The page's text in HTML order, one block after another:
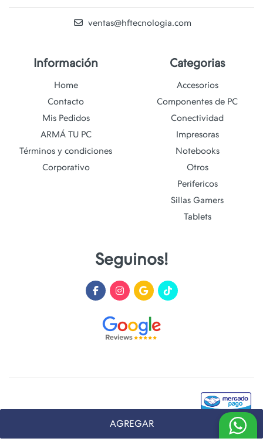
AGREGAR
ventas@hftecnologia.com
Información
Home
Contacto
Mis Pedidos
ARMÁ TU PC
Términos y condiciones
Corporativo
Categorias
Accesorios
Componentes de PC
Conectividad
Impresoras
Notebooks
Otros
Perifericos
Sillas Gamers
Tablets
Seguinos!
Desarrollado y Diseñado por FoxTienda